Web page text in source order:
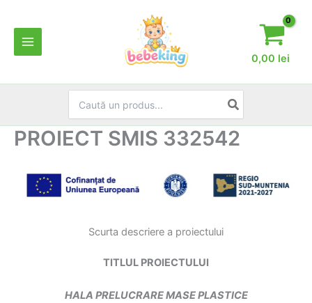
content
0,00 lei
for:
PROIECT SMIS 332542
Scurta descriere a proiectului
TITLUL PROIECTULUI
HALA PRELUCRARE MASE PLASTICE